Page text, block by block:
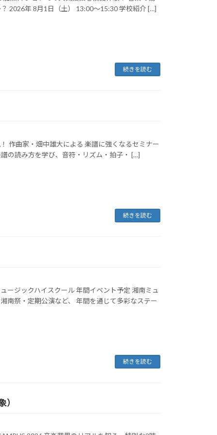
2026年 8月1日（土） 13:00～15:30 学校紹介 […]
続きを読む
作曲家・畑中雄大による 楽譜に強くなるセミナー
の読み方を学び、音符・リズム・拍子・ […]
続きを読む
ージックハイスクール 年間イベント予定 湘南ミュ
南祭・定期公演など、 年間を通じて多彩なステー
続きを読む
）